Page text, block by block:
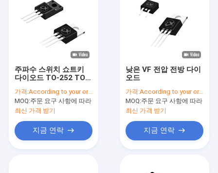
주파수 스위치 쇼트키
다이오드 TO-252 TO-
가격:According to your order requirement
MOQ:주문 요구 사항에 따라
최신 가격 받기
지금 연락
낮은 VF 전압 전방 다이
오드
가격:According to your order requirement
MOQ:주문 요구 사항에 따라
최신 가격 받기
지금 연락